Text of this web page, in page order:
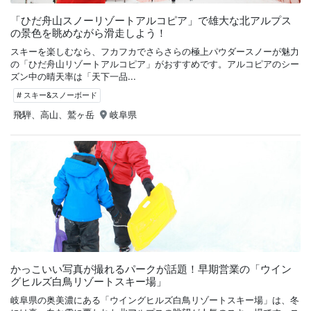
「ひだ舟山スノーリゾートアルコピア」で雄大な北アルプス
の景色を眺めながら滑走しよう！
スキーを楽しむなら、フカフカでさらさらの極上パウダースノーが魅力
の「ひだ舟山リゾートアルコピア」がおすすめです。アルコピアのシー
ズン中の晴天率は「天下一品...
# スキー&スノーボード
飛騨、高山、鷲ヶ岳 岐阜県
かっこいい写真が撮れるパークが話題！早期営業の「ウイン
グヒルズ白鳥リゾートスキー場」
岐阜県の奥美濃にある「ウイングヒルズ白鳥リゾートスキー場」は、冬